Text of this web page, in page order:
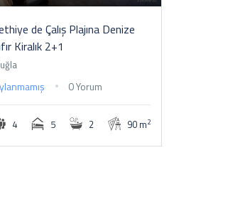
de Çalış Plajına Denize
Kiralık 2+1
0 Yorum
4 5 2 90 m2